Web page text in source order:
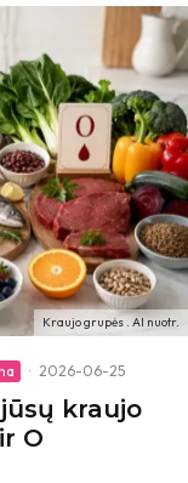
Kraujo grupės . AI nuotr.
· 2026-06-25
kraujo
O